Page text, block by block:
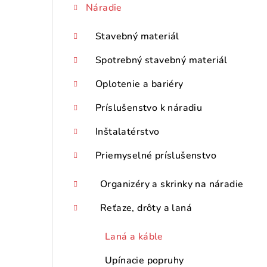
Náradie
Stavebný materiál
Spotrebný stavebný materiál
Oplotenie a bariéry
Príslušenstvo k náradiu
Inštalatérstvo
Priemyselné príslušenstvo
Organizéry a skrinky na náradie
Reťaze, drôty a laná
Laná a káble
Upínacie popruhy